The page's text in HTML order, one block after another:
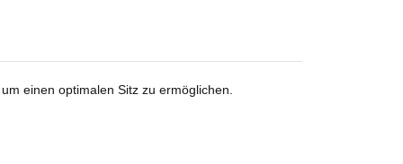
einen optimalen Sitz zu ermöglichen.